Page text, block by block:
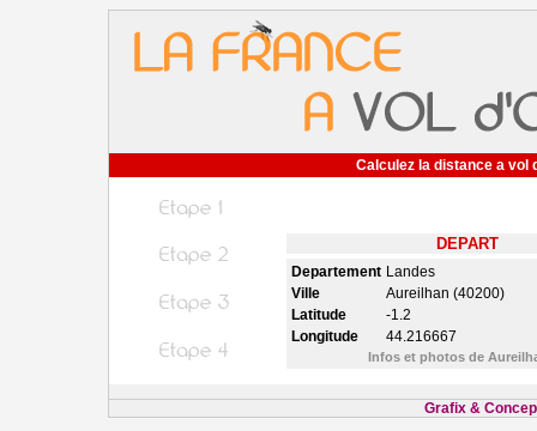
Calculez la distance a vol
DEPART
Departement Landes
Ville
Aureilhan (40200)
Latitude
-1.2
Longitude
44.216667
Infos et photos de
Grafix &